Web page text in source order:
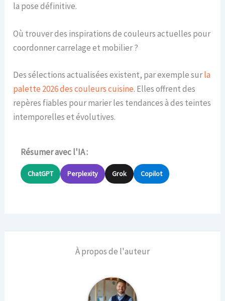
la pose définitive.
Où trouver des inspirations de couleurs actuelles pour
coordonner carrelage et mobilier ?
Des sélections actualisées existent, par exemple surla
palette 2026 des couleurs cuisine. Elles offrent des
repères fiables pour marier les tendances à des teintes
intemporelles et évolutives.
Résumer avec l'IA :
ChatGPT Perplexity Grok Copilot
À propos de l'auteur